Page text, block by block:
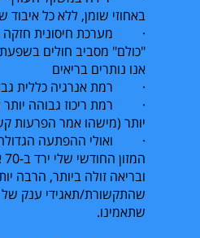
באחוזי שומן, ללא כל
· מערכת חיסונית חזקה
"כולם" מסביב חולים
אנו נותרים בריאים
· רמת אנרגיה כללית
· רמת ריכוז גבוהה יותר
יותר (מישהו אמר הפרעות
· ואולי ההפתעה הגדולה
ובריאה זולה ביותר, הרבה
שהתקשורת/תאגידי ענק של
שתאמינו.